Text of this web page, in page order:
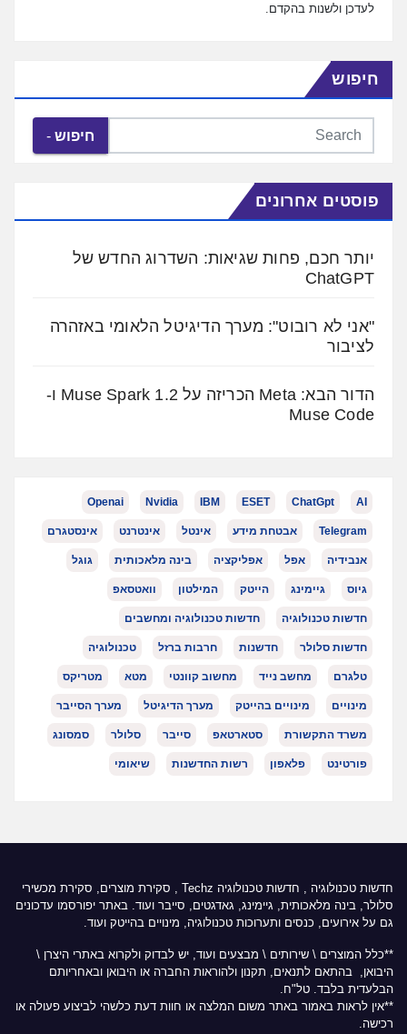
לעדכן ולשנות בהקדם.
חיפוש
חיפוש
פוסטים אחרונים
יותר חכם, פחות שגיאות: השדרוג החדש של
ChatGPT
"אני לא רובוט": מערך הדיגיטל הלאומי באזהרה
לציבור
הדור הבא: Meta הכריזה על Muse Spark 1.2 ו-
Muse Code
AI
ChatGpt
ESET
IBM
Nvidia
Openai
Telegram אבטחת מידע אינטל אינטרנט אינסטגרם
אנבידיה אפל אפליקציה בינה מלאכותית גוגל
גיוס גיימינג הייטק המילטון וואטסאפ
חדשות טכנולוגיה חדשות טכנולוגיה ומחשבים
חדשות סלולר חדשנות חרבות ברזל טכנולוגיה
טלגרם מחשב נייד מחשוב קוונטי מטא מטריקס
מינויים מינויים בהייטק מערך הדיגיטל מערך הסייבר
משרד התקשורת סטארטאפ סייבר סלולר סמסונג
פורטינט פלאפון רשות החדשנות שיאומי
חדשות טכנולוגיה , חדשות טכנולוגיה Techz
, סקירת מוצרים, סקירת מכשירי
סלולר, בינה מלאכותית, גיימינג, גאדגטים, סייבר ועוד. באתר יפורסמו עדכונים
גם על אירועים, כנסים ותערוכות טכנולוגיה, מינויים בהייטק ועוד.
**כלל המוצרים \ שירותים \ מבצעים ועוד, יש לבדוק ולקרוא באתרי היצרן \
היבואן, בהתאם לתנאים, תקנון ולהוראות החברה או היבואן ובאחריותם
הבלעדית בלבד. טל"ח.
**אין לראות באמור באתר משום המלצה או חוות דעת כלשהי לביצוע פעולה או
רכישה.